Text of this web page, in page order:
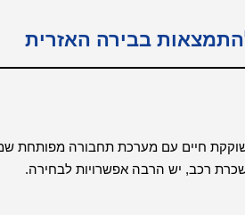
בבירה האזרית
חיים עם מערכת תחבורה מפותחת
רכב, יש הרבה אפשרויות לבחירה.